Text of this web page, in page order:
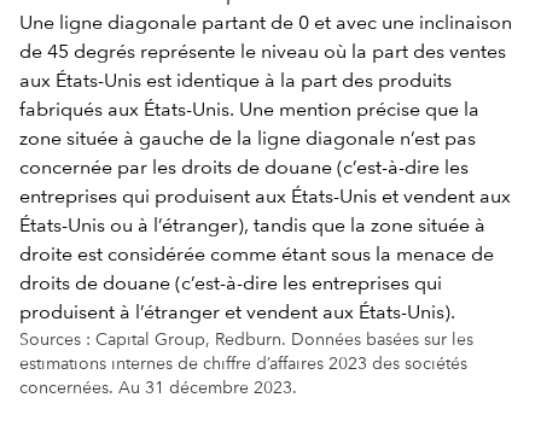
Sources : Capital Group, Redburn. Données basées sur les
estimations internes de chiffre d’affaires 2023 des sociétés
concernées. Au 31 décembre 2023.